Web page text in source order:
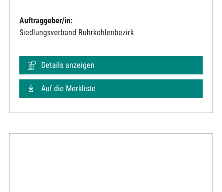
Auftraggeber/in:
Siedlungsverband Ruhrkohlenbezirk
Details anzeigen
Auf die Merkliste